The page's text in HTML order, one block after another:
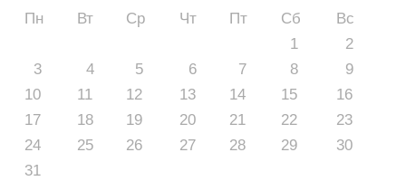
Пн Вт Ср Чт Пт Сб
Вс
1
2
3
4 5 6 7 8
9
10
11 12 13 14 15
16
17
18 19 20 21 22
23
24
25 26 27 28 29
30
31